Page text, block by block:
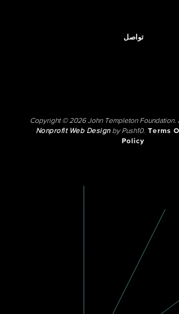
تواصل
Copyright © 2026 John Templeton Foundation.
Nonprofit Web Designby Push10. Terms
Policy